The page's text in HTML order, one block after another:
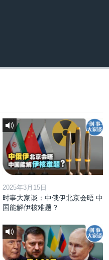
2025年3月15日
时事大家谈：中俄伊北京会晤 中
国能解伊核难题？